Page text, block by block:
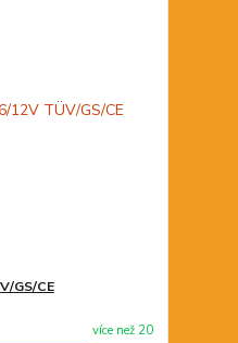
GS/CE
více než 20